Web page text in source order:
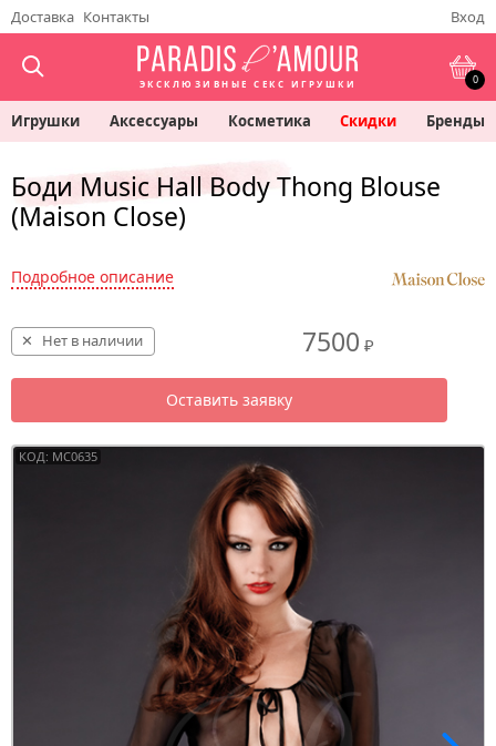
Доставка Контакты Вход
ЭКСКЛЮЗИВНЫЕ СЕКС ИГРУШКИ 0
Игрушки Аксессуары Косметика Скидки Бренды
Боди Music Hall Body Thong Blouse
(Maison Close)
Подробное описание
7500 ₽
Нет в наличии
Оставить заявку
КОД: MC0635